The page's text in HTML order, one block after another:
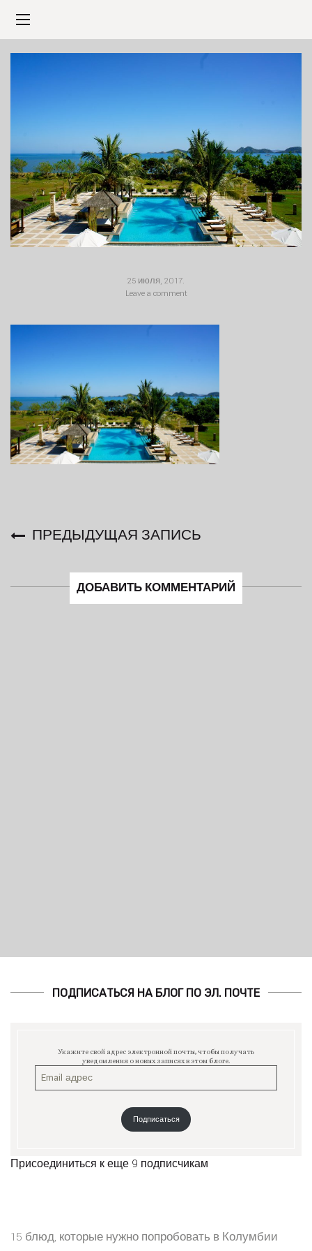
25 июля, 2017.
Leave a comment
ПРЕДЫДУЩАЯ ЗАПИСЬ
ДОБАВИТЬ КОММЕНТАРИЙ
ПОДПИСАТЬСЯ НА БЛОГ ПО ЭЛ. ПОЧТЕ
Укажите свой адрес электронной почты, чтобы получать
уведомления о новых записях в этом блоге.
Подписаться
Присоединиться к еще 9 подписчикам
15 блюд, которые нужно попробовать в Колумбии